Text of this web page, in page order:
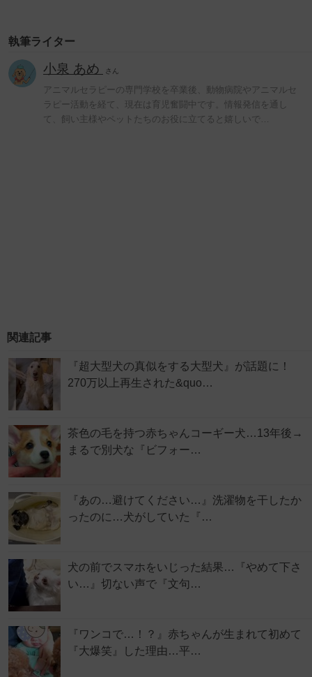
執筆ライター
小泉 あめ さん
アニマルセラピーの専門学校を卒業後、動物病院やアニマルセ
ラピー活動を経て、現在は育児奮闘中です。情報発信を通し
て、飼い主様やペットたちのお役に立てると嬉しいで…
関連記事
『超大型犬の真似をする大型犬』が話題に！
270万以上再生された&quo…
茶色の毛を持つ赤ちゃんコーギー犬…13年後→
まるで別犬な『ビフォー…
『あの…避けてください…』洗濯物を干したか
ったのに…犬がしていた『…
犬の前でスマホをいじった結果…『やめて下さ
い…』切ない声で『文句…
『ワンコで…！？』赤ちゃんが生まれて初めて
『大爆笑』した理由…平…